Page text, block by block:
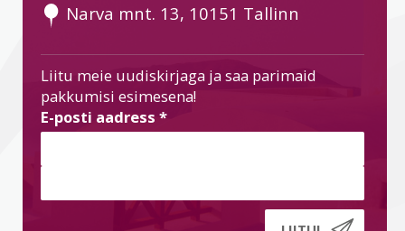
Narva mnt. 13, 10151 Tallinn
Liitu meie uudiskirjaga ja saa parimaid
pakkumisi esimesena!
E-posti aadress *